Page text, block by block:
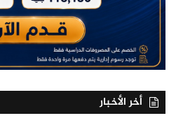
أخر الأخبار